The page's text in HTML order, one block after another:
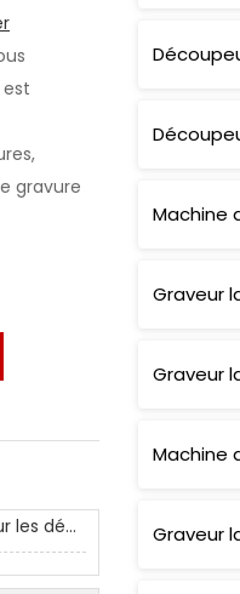
gravure
Conseils généraux pour les découpeurs et graveurs de CO2 acryliques
Graveur
Graveur
Graveur